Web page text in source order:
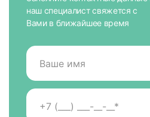
наш специалист свяжется с
Вами в ближайшее время